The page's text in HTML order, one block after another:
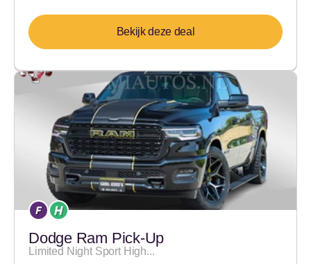
Bekijk deze deal
Dodge Ram Pick-Up
Limited Night Sport High...